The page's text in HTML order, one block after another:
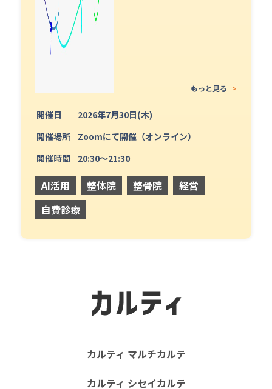
もっと見る >
開催日
2026年7月30日(木)
開催場所
Zoomにて開催（オンライン）
開催時間
20:30〜21:30
AI活用 整体院 整骨院
経営
自費診療
カルティ マルチカルテ
カルティ シセイカルテ